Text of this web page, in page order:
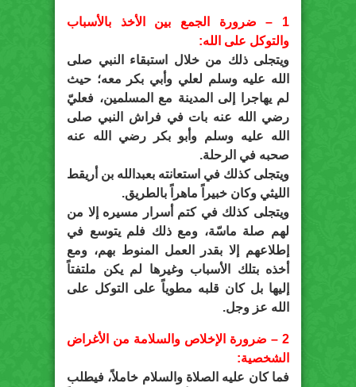
1 – ضرورة الجمع بين الأخذ بالأسباب
والتوكل على الله:
ويتجلى ذلك من خلال استبقاء النبي صلى
الله عليه وسلم لعلي وأبي بكر معه؛ حيث
لم يهاجرا إلى المدينة مع المسلمين، فعليّ
رضي الله عنه بات في فراش النبي صلى
الله عليه وسلم وأبو بكر رضي الله عنه
صحبه في الرحلة.
ويتجلى كذلك في استعانته بعبدالله بن أريقط
الليثي وكان خبيراً ماهراً بالطريق.
ويتجلى كذلك في كتم أسرار مسيره إلا من
لهم صلة ماسّة، ومع ذلك فلم يتوسع في
إطلاعهم إلا بقدر العمل المنوط بهم، ومع
أخذه بتلك الأسباب وغيرها لم يكن ملتفتاً
إليها بل كان قلبه مطوياً على التوكل على
الله عز وجل.
2 – ضرورة الإخلاص والسلامة من الأغراض
الشخصية:
فما كان عليه الصلاة والسلام خاملاً، فيطلب